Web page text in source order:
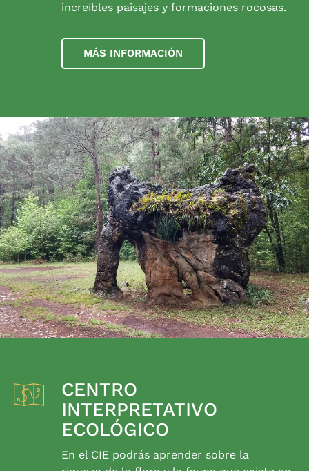
increíbles paisajes y formaciones rocosas.
MÁS INFORMACIÓN
CENTRO
INTERPRETATIVO
ECOLÓGICO
En el CIE podrás aprender sobre la